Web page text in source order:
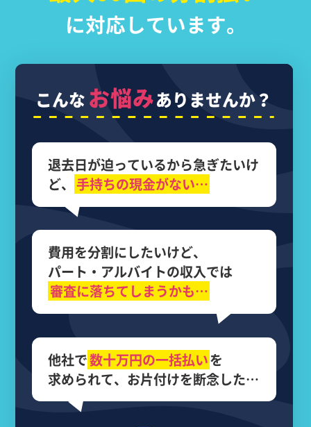
に対応しています。
こんなお悩みありませんか？
退去日が迫っているから急ぎたいけ
ど、 手持ちの現金がない…
費用を分割にしたいけど、
パート・アルバイトの収入では
審査に落ちてしまうかも…
他社で数十万円の一括払いを
求められて、 お片付けを断念した…